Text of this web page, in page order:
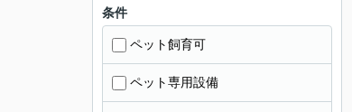
条件
ペット飼育可
ペット専用設備